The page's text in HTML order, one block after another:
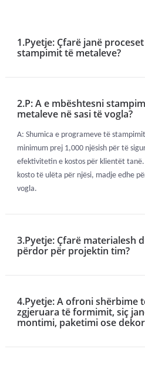
1.Pyetje: Çfarë janë
stampimit të metaleve?
2.P: A e mbështesni
metaleve në sasi të vogla?
A: Shumica e programeve të
minimum prej 1,000 njësish për të
efektivitetin e kostos për klientët
kosto të ulëta për njësi, madje edhe
vogla.
3.Pyetje: Çfarë materialesh
përdor për projektin tim?
4.Pyetje: A ofroni shërbime
zgjeruara të formimit, siç
montimi, paketimi ose